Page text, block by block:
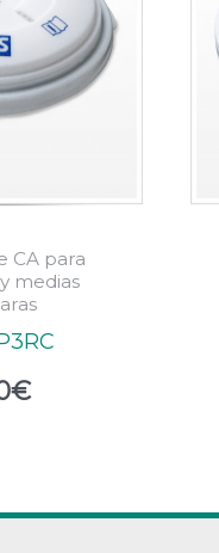
CA para
medias
€